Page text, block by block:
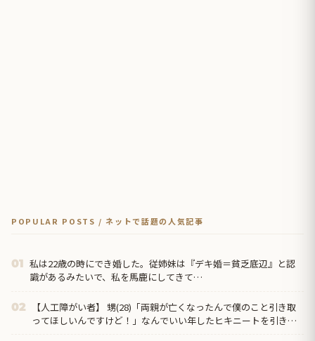
POPULAR POSTS / ネットで話題の人気記事
01 私は22歳の時にでき婚した。従姉妹は『デキ婚＝貧乏底辺』と認
識があるみたいで、私を馬鹿にしてきて…
02
【人工障がい者】 甥(28)「両親が亡くなったんで僕のこと引き取
ってほしいんですけど！」なんでいい年したヒキニートを引き取